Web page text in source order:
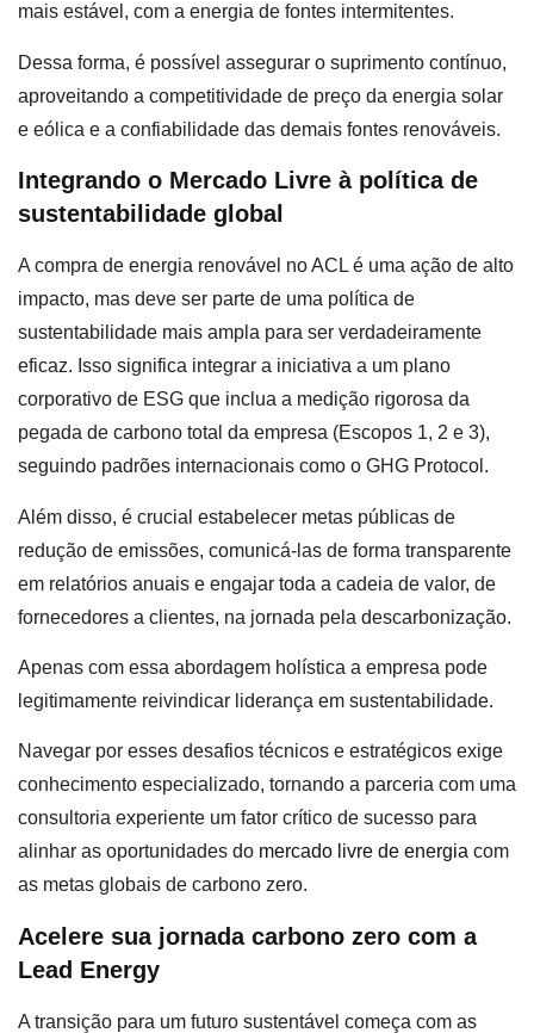
mais estável, com a energia de fontes intermitentes.
Dessa forma, é possível assegurar o suprimento contínuo,
aproveitando a competitividade de preço da energia solar
e eólica e a confiabilidade das demais fontes renováveis.
Integrando o Mercado Livre à política de
sustentabilidade global
A compra de energia renovável no ACL é uma ação de alto
impacto, mas deve ser parte de uma política de
sustentabilidade mais ampla para ser verdadeiramente
eficaz. Isso significa integrar a iniciativa a um plano
corporativo de ESG que inclua a medição rigorosa da
pegada de carbono total da empresa (Escopos 1, 2 e 3),
seguindo padrões internacionais como o GHG Protocol.
Além disso, é crucial estabelecer metas públicas de
redução de emissões, comunicá-las de forma transparente
em relatórios anuais e engajar toda a cadeia de valor, de
fornecedores a clientes, na jornada pela descarbonização.
Apenas com essa abordagem holística a empresa pode
legitimamente reivindicar liderança em sustentabilidade.
Navegar por esses desafios técnicos e estratégicos exige
conhecimento especializado, tornando a parceria com uma
consultoria experiente um fator crítico de sucesso para
alinhar as oportunidades do mercado livre de energia com
as metas globais de carbono zero.
Acelere sua jornada carbono zero com a
Lead Energy
A transição para um futuro sustentável começa com as